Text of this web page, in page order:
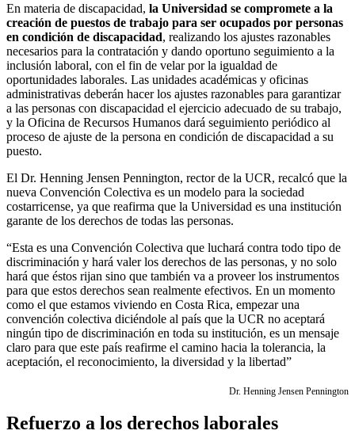
En materia de discapacidad, la Universidad se compromete a la
creación de puestos de trabajo para ser ocupados por personas
en condición de discapacidad, realizando los ajustes razonables
necesarios para la contratación y dando oportuno seguimiento a la
inclusión laboral, con el fin de velar por la igualdad de
oportunidades laborales. Las unidades académicas y oficinas
administrativas deberán hacer los ajustes razonables para garantizar
a las personas con discapacidad el ejercicio adecuado de su trabajo,
y la Oficina de Recursos Humanos dará seguimiento periódico al
proceso de ajuste de la persona en condición de discapacidad a su
puesto.
El Dr. Henning Jensen Pennington, rector de la UCR, recalcó que la
nueva Convención Colectiva es un modelo para la sociedad
costarricense, ya que reafirma que la Universidad es una institución
garante de los derechos de todas las personas.
“Esta es una Convención Colectiva que luchará contra todo tipo de
discriminación y hará valer los derechos de las personas, y no solo
hará que éstos rijan sino que también va a proveer los instrumentos
para que estos derechos sean realmente efectivos. En un momento
como el que estamos viviendo en Costa Rica, empezar una
convención colectiva diciéndole al país que la UCR no aceptará
ningún tipo de discriminación en toda su institución, es un mensaje
claro para que este país reafirme el camino hacia la tolerancia, la
aceptación, el reconocimiento, la diversidad y la libertad”
Dr. Henning Jensen Pennington
Refuerzo a los derechos laborales